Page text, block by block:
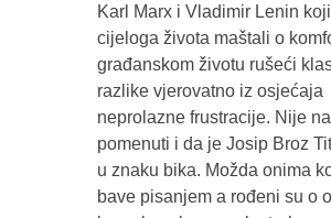
Karl Marx i Vladimir Lenin
cijeloga života maštali o
građanskom životu rušeći
razlike vjerovatno iz osjećaja
neprolazne frustracije. Nije
pomenuti i da je Josip Broz
u znaku bika. Možda onima
bave pisanjem a rođeni su o